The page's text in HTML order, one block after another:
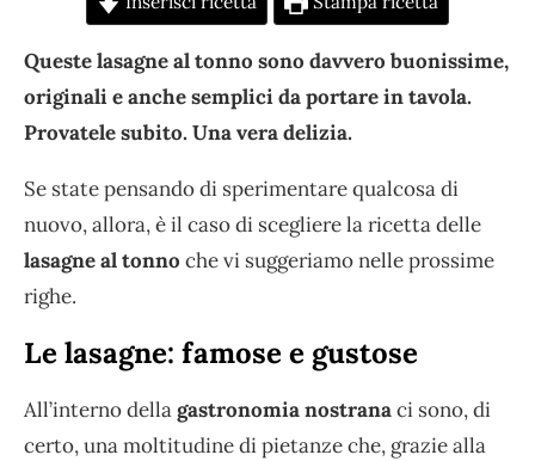
Queste lasagne al tonno sono davvero buonissime,
originali e anche semplici da portare in tavola.
Provatele subito. Una vera delizia.
Se state pensando di sperimentare qualcosa di
nuovo, allora, è il caso di scegliere la ricetta delle
lasagne al tonno che vi suggeriamo nelle prossime
righe.
Le lasagne: famose e gustose
All’interno dellagastronomia nostranaci sono, di
certo, una moltitudine di pietanze che, grazie alla